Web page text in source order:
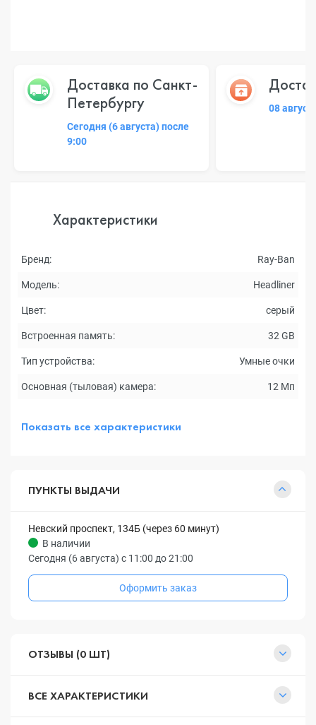
Доставка по Санкт-
Петербургу
Сегодня (6 августа) после
9:00
08
Характеристики
Бренд: Ray-Ban
Модель: Headliner
Цвет: серый
Встроенная память: 32 GB
Тип устройства: Умные очки
Основная (тыловая) камера: 12 Мп
Показать все характеристики
ПУНКТЫ ВЫДАЧИ
Невский проспект, 134Б (через 60 минут)
В наличии
Сегодня (6 августа) с 11:00 до 21:00
Оформить заказ
ОТЗЫВЫ (0 ШТ)
ВСЕ ХАРАКТЕРИСТИКИ